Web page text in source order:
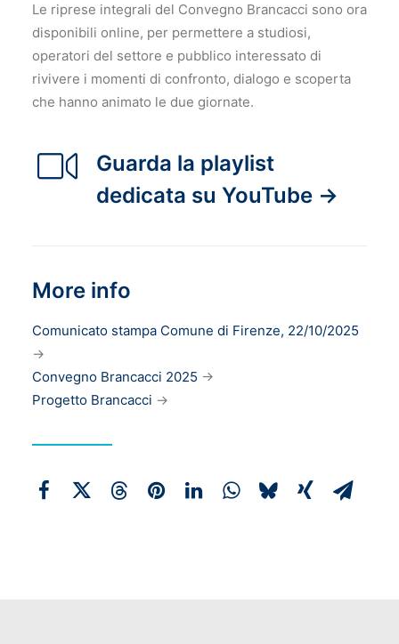
Le riprese integrali del Convegno Brancacci sono ora
disponibili online, per permettere a studiosi,
operatori del settore e pubblico interessato di
rivivere i momenti di confronto, dialogo e scoperta
che hanno animato le due giornate.
Guarda la playlist
dedicata su YouTube →
More info
Comunicato stampa Comune di Firenze, 22/10/2025
→
Convegno Brancacci 2025 →
Progetto Brancacci →